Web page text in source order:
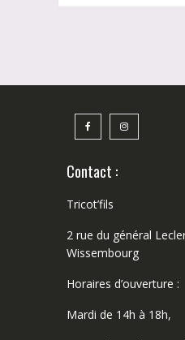
Contact :
Tricot’fils
2 rue du général
Wissembourg
Horaires d’ouverture :
Mardi de 14h à 18h,